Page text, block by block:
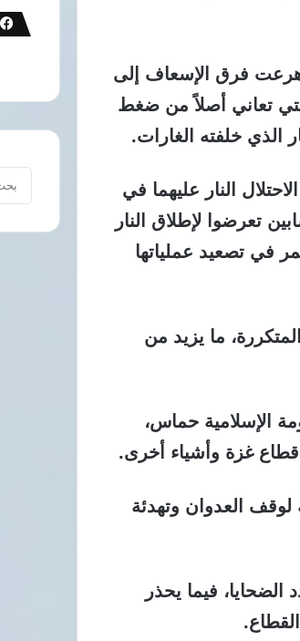
هرعت فرق الإسعاف إلى
تعاني أصلاً من ضغط
الذي خلفته الغارات.
النار عليهما في
تعرضوا لإطلاق النار
في تصعيد عملياتها
ما يزيد من
الإسلامية حماس،
غزة وأشياء أخرى.
العدوان وتهدئة
فيما يحذر